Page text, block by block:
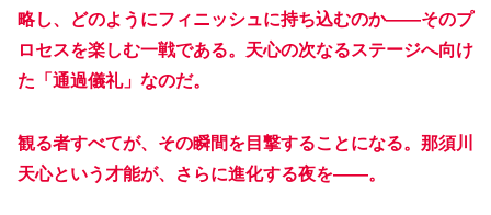
略し、どのようにフィニッシュに持ち込むのか――そのプ
ロセスを楽しむ一戦である。天心の次なるステージへ向け
た「通過儀礼」なのだ。
観る者すべてが、その瞬間を目撃することになる。那須川
天心という才能が、さらに進化する夜を――。